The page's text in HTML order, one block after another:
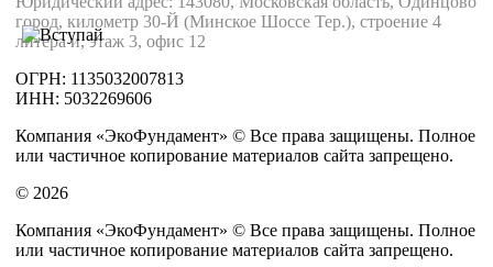
город, километр 30-Й (Минское Шоссе Тер.), строение 4
литера и, этаж 3, офис 12
ОГРН: 1135032007813
ИНН: 5032269606
Компания «ЭкоФундамент» © Все права защищены. Полное
или частичное копирование материалов сайта запрещено.
© 2026
Компания «ЭкоФундамент» © Все права защищены. Полное
или частичное копирование материалов сайта запрещено.